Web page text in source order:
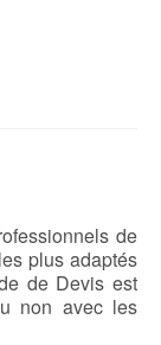
de
plus adaptés
de Devis est
non avec les